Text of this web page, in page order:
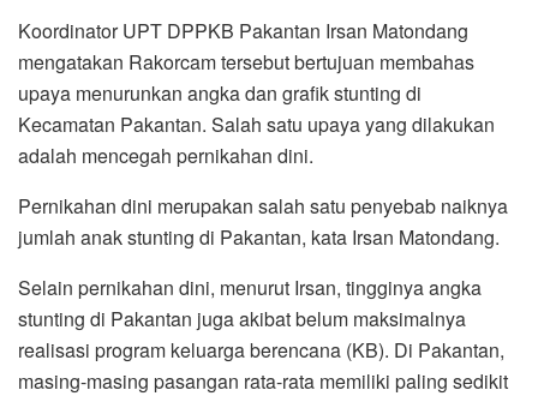
Koordinator UPT DPPKB Pakantan Irsan Matondang
mengatakan Rakorcam tersebut bertujuan membahas
upaya menurunkan angka dan grafik stunting di
Kecamatan Pakantan. Salah satu upaya yang dilakukan
adalah mencegah pernikahan dini.
Pernikahan dini merupakan salah satu penyebab naiknya
jumlah anak stunting di Pakantan, kata Irsan Matondang.
Selain pernikahan dini, menurut Irsan, tingginya angka
stunting di Pakantan juga akibat belum maksimalnya
realisasi program keluarga berencana (KB). Di Pakantan,
masing-masing pasangan rata-rata memiliki paling sedikit